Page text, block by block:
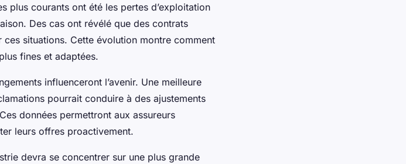
plus courants ont été les pertes d’exploitation
Des cas ont révélé que des contrats
situations. Cette évolution montre comment
fines et adaptées.
influenceront l’avenir. Une meilleure
pourrait conduire à des ajustements
données permettront aux assureurs
leurs offres proactivement.
devra se concentrer sur une plus grande